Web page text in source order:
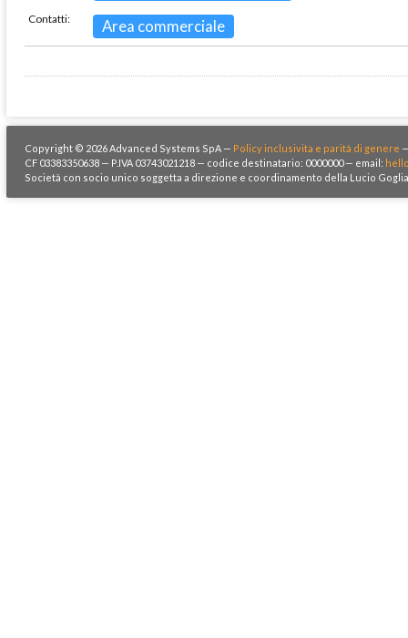
Contatti: Area commerciale
Copyright © 2026 Advanced Systems SpA — Policy inclusivita e parità di genere
CF 03383350638 — P.IVA 03743021218 — codice destinatario: 0000000 — email:
Società con socio unico soggetta a direzione e coordinamento della Lucio